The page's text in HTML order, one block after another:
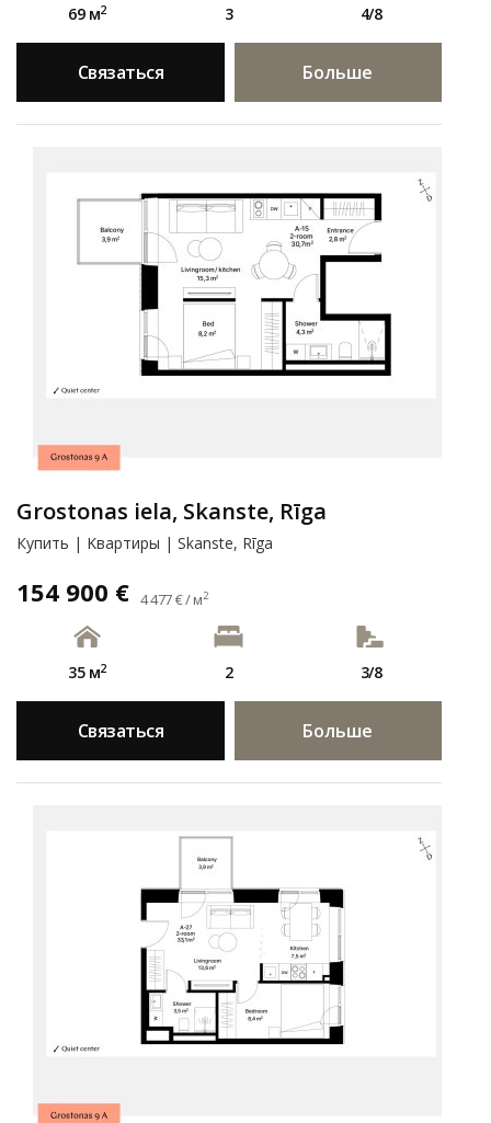
69 м2 3 4/8
Связаться Больше
Grostonas iela, Skanste, Rīga
Купить | Kвартиры | Skanste, Rīga
154 900 € 4 477 € / м2
35 м2 2 3/8
Связаться Больше